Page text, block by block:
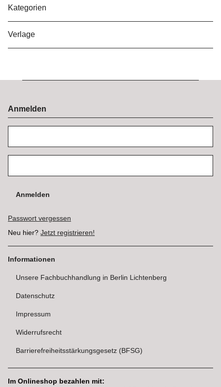
Kategorien
Verlage
Anmelden
Anmelden
Passwort vergessen
Neu hier? Jetzt registrieren!
Informationen
Unsere Fachbuchhandlung in Berlin Lichtenberg
Datenschutz
Impressum
Widerrufsrecht
Barrierefreiheitsstärkungsgesetz (BFSG)
Im Onlineshop bezahlen mit: